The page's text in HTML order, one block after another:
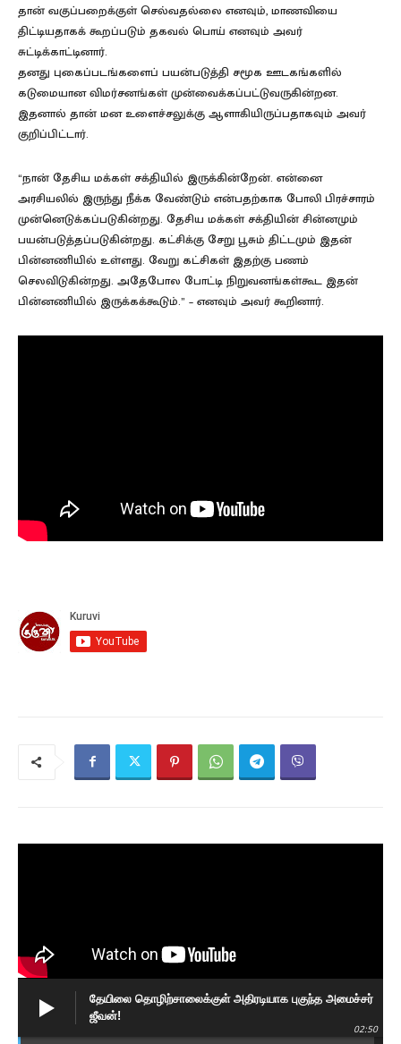
தான் வகுப்பறைக்குள் செல்வதல்லை எனவும், மாணவியை
திட்டியதாகக் கூறப்படும் தகவல் பொய் எனவும் அவர்
சுட்டிக்காட்டினார்.
தனது புகைப்படங்களைப் பயன்படுத்தி சமூக ஊடகங்களில்
கடுமையான விமர்சனங்கள் முன்வைக்கப்பட்டுவருகின்றன.
இதனால் தான் மன உளைச்சலுக்கு ஆளாகியிருப்பதாகவும் அவர்
குறிப்பிட்டார்.
“நான் தேசிய மக்கள் சக்தியில் இருக்கின்றேன். என்னை
அரசியலில் இருந்து நீக்க வேண்டும் என்பதற்காக போலி பிரச்சாரம்
முன்னெடுக்கப்படுகின்றது. தேசிய மக்கள் சக்தியின் சின்னமும்
பயன்படுத்தப்படுகின்றது. கட்சிக்கு சேறு பூசும் திட்டமும் இதன்
பின்னணியில் உள்ளது. வேறு கட்சிகள் இதற்கு பணம்
செலவிடுகின்றது. அதேபோல போட்டி நிறுவனங்கள்கூட இதன்
பின்னணியில் இருக்கக்கூடும்.” – எனவும் அவர் கூறினார்.
தேயிலை தொழிற்சாலைக்குள் அதிரடியாக புகுந்த அமைச்சர்
ஜீவன்!
02:50